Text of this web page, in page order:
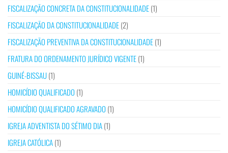
FISCALIZAÇÃO CONCRETA DA CONSTITUCIONALIDADE(1)
FISCALIZAÇÃO DA CONSTITUCIONALIDADE(2)
FISCALIZAÇÃO PREVENTIVA DA CONSTITUCIONALIDADE(1)
FRATURA DO ORDENAMENTO JURÍDICO VIGENTE(1)
GUINÉ-BISSAU(1)
HOMICÍDIO QUALIFICADO (1)
HOMICÍDIO QUALIFICADO AGRAVADO (1)
IGREJA ADVENTISTA DO SÉTIMO DIA(1)
IGREJA CATÓLICA(1)